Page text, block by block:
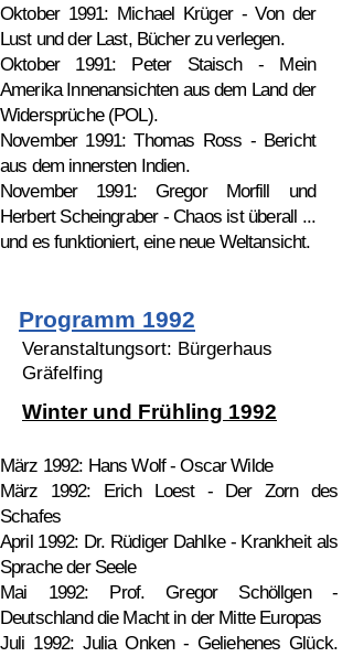
Oktober 1991: Michael Krüger - Von der
Lust und der Last, Bücher zu verlegen.
Oktober 1991: Peter Staisch - Mein
Amerika Innenansichten aus dem Land der
Widersprüche (POL).
November 1991: Thomas Ross - Bericht
aus dem innersten Indien.
November 1991: Gregor Morfill und
Herbert Scheingraber - Chaos ist überall ...
und es funktioniert, eine neue Weltansicht.
Programm 1992
Veranstaltungsort: Bürgerhaus
Gräfelfing
Winter und Frühling 1992
März 1992: Hans Wolf - Oscar Wilde
März 1992: Erich Loest - Der Zorn des
Schafes
April 1992: Dr. Rüdiger Dahlke - Krankheit als
Sprache der Seele
Mai 1992: Prof. Gregor Schöllgen -
Deutschland die Macht in der Mitte Europas
Juli 1992: Julia Onken - Geliehenes Glück.